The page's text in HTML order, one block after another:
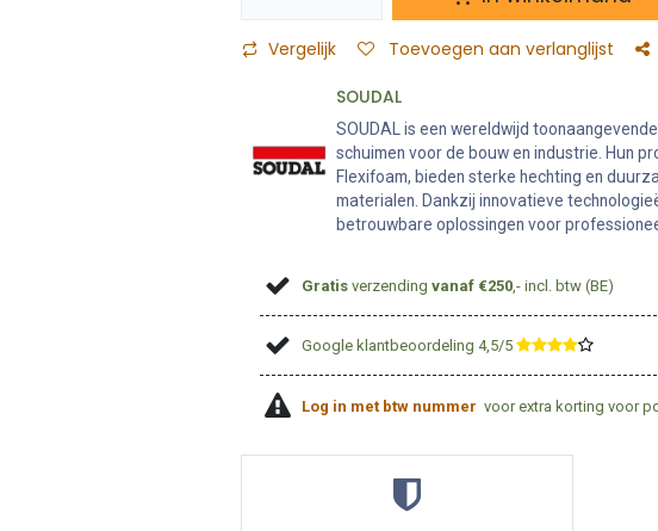
Vergelijk Toevoegen aan verlanglijst
SOUDAL
SOUDAL is een wereldwijd
schuimen voor de bouw en industrie. Hun
Flexifoam, bieden sterke hechting en
materialen. Dankzij innovatieve
betrouwbare oplossingen voor
Gratis verzendingvanaf €250 ,- incl. btw (BE)
Google klantbeoordeling 4,5/5 ​
Log in met btw nummer voor extra korting voor